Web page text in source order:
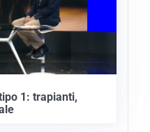
1: trapianti,